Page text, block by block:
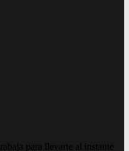
para llevarte al instante